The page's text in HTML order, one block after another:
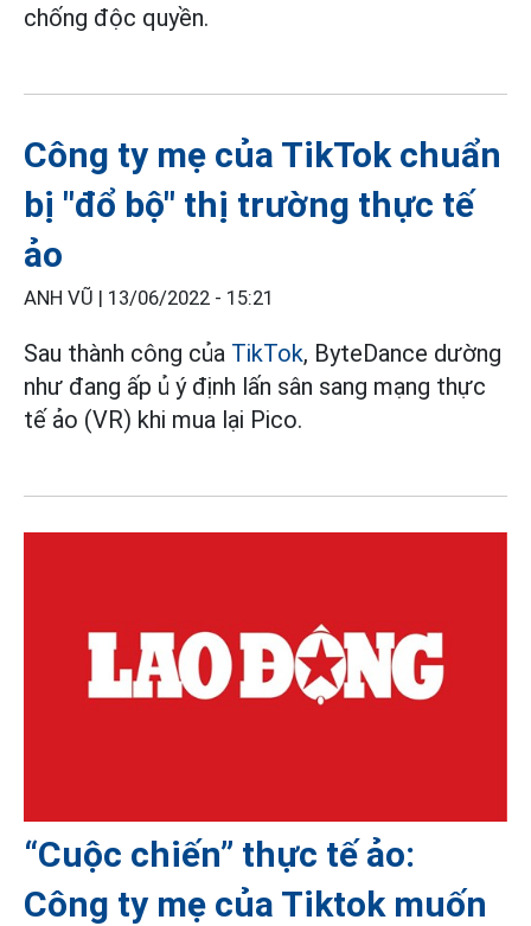
chống độc quyền.
Công ty mẹ của TikTok chuẩn
bị "đổ bộ" thị trường thực tế
ảo
ANH VŨ | 13/06/2022 - 15:21
Sau thành công của TikTok, ByteDance dường
như đang ấp ủ ý định lấn sân sang mạng thực
tế ảo (VR) khi mua lại Pico.
“Cuộc chiến” thực tế ảo:
Công ty mẹ của Tiktok muốn